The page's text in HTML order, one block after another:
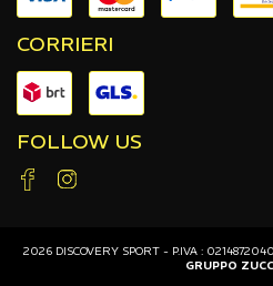
CORRIERI
FOLLOW US
2026 DISCOVERY SPORT - P.IVA :
GRUPPO